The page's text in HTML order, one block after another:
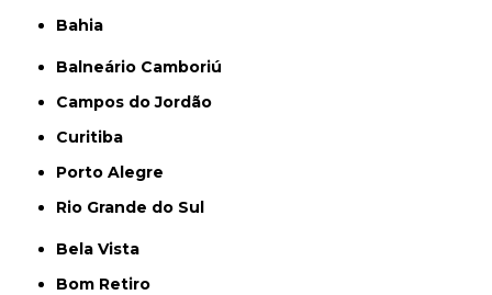
Bahia
Balneário Camboriú
Campos do Jordão
Curitiba
Porto Alegre
Rio Grande do Sul
Bela Vista
Bom Retiro